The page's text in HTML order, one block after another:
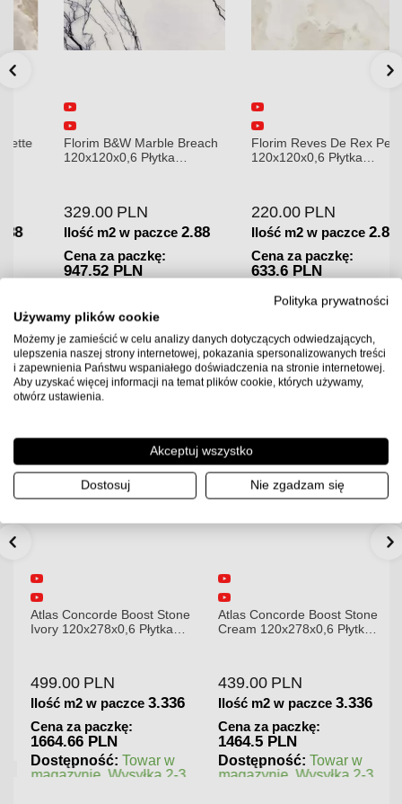
Florim B&W Marble Breach
120x120x0,6 Płytka
329.00 PLN
Ilość m2 w paczce 2.88
Cena za paczkę:
947.52 PLN
dni.
Florim Reves De Rex Perle
120x120x0,6 Płytka
220.00 PLN
Ilość m2 w paczce 2.88
Cena za paczkę:
633.6 PLN
magazynie. Wysyłka 2-3
Atlas Concorde Boost Stone
Ivory 120x278x0,6 Płytka
499.00 PLN
Ilość m2 w paczce 3.336
Cena za paczkę:
1664.66 PLN
Dostępność: Towar w
magazynie. Wysyłka 2-3
Atlas Concorde Boost Stone
Cream 120x278x0,6 Płytka
439.00 PLN
Ilość m2 w paczce 3.336
Cena za paczkę:
1464.5 PLN
Dostępność: Towar w
magazynie. Wysyłka 2-3
Polityka prywatności
Używamy plików cookie
Możemy je zamieścić w celu analizy danych dotyczących odwiedzających,
ulepszenia naszej strony internetowej, pokazania spersonalizowanych treści
i zapewnienia Państwu wspaniałego doświadczenia na stronie internetowej.
Aby uzyskać więcej informacji na temat plików cookie, których używamy,
otwórz ustawienia.
Akceptuj wszystko
Dostosuj Nie zgadzam się